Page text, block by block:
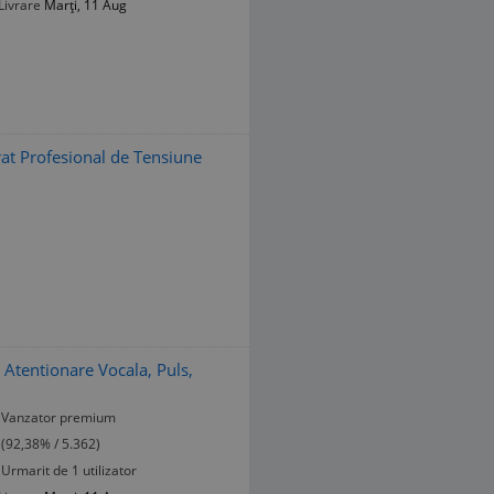
Marți, 11 Aug
Profesional de Tensiune
Vocala, Puls,
Vanzator premium
(92,38% / 5.362)
Urmarit de 1 utilizator